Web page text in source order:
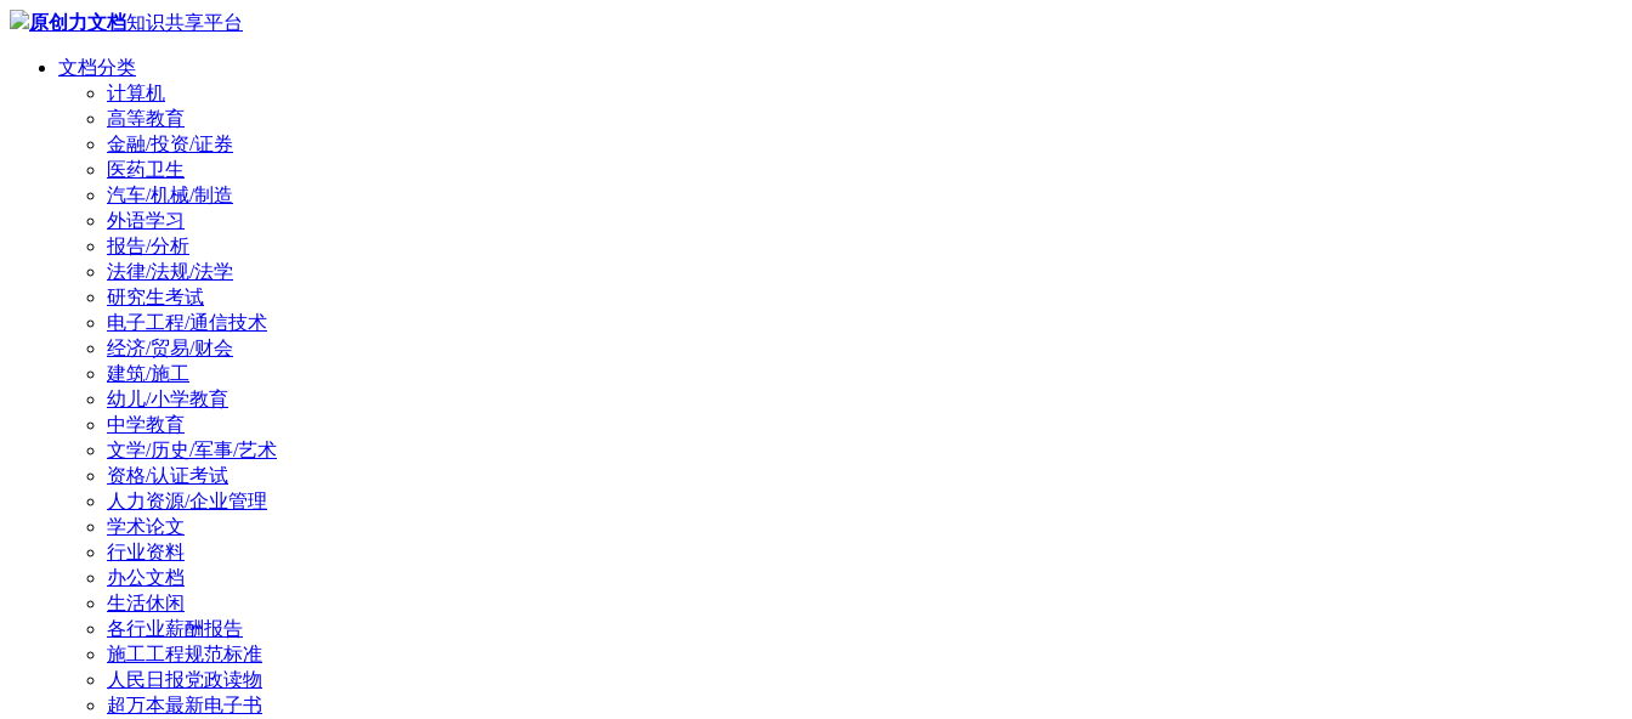
原创力文档知识共享平台
文档分类
计算机
高等教育
金融/投资/证券
医药卫生
汽车/机械/制造
外语学习
报告/分析
法律/法规/法学
研究生考试
电子工程/通信技术
经济/贸易/财会
建筑/施工
幼儿/小学教育
中学教育
文学/历史/军事/艺术
资格/认证考试
人力资源/企业管理
学术论文
行业资料
办公文档
生活休闲
各行业薪酬报告
施工工程规范标准
人民日报党政读物
超万本最新电子书